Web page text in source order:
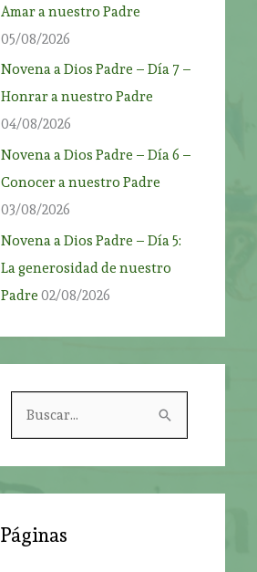
Amar a nuestro Padre
05/08/2026
Novena a Dios Padre – Día 7 –
Honrar a nuestro Padre
04/08/2026
Novena a Dios Padre – Día 6 –
Conocer a nuestro Padre
03/08/2026
Novena a Dios Padre – Día 5:
La generosidad de nuestro
Padre 02/08/2026
r
Páginas